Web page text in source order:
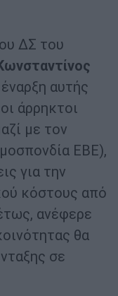
ΔΣ του
αυτής
άρρηκτοι
με τον
ΕΒΕ),
για την
κόστους από
ανέφερε
θα
σε